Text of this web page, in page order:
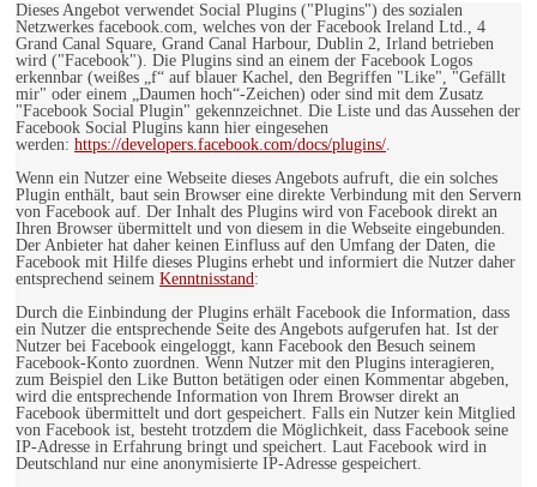
Dieses Angebot verwendet Social Plugins ("Plugins") des sozialen
Netzwerkes facebook.com, welches von der Facebook Ireland Ltd., 4
Grand Canal Square, Grand Canal Harbour, Dublin 2, Irland betrieben
wird ("Facebook"). Die Plugins sind an einem der Facebook Logos
erkennbar (weißes „f“ auf blauer Kachel, den Begriffen "Like", "Gefällt
mir" oder einem „Daumen hoch“-Zeichen) oder sind mit dem Zusatz
"Facebook Social Plugin" gekennzeichnet. Die Liste und das Aussehen der
Facebook Social Plugins kann hier eingesehen
werden: https://developers.facebook.com/docs/plugins/.
Wenn ein Nutzer eine Webseite dieses Angebots aufruft, die ein solches
Plugin enthält, baut sein Browser eine direkte Verbindung mit den Servern
von Facebook auf. Der Inhalt des Plugins wird von Facebook direkt an
Ihren Browser übermittelt und von diesem in die Webseite eingebunden.
Der Anbieter hat daher keinen Einfluss auf den Umfang der Daten, die
Facebook mit Hilfe dieses Plugins erhebt und informiert die Nutzer daher
entsprechend seinem Kenntnisstand:
Durch die Einbindung der Plugins erhält Facebook die Information, dass
ein Nutzer die entsprechende Seite des Angebots aufgerufen hat. Ist der
Nutzer bei Facebook eingeloggt, kann Facebook den Besuch seinem
Facebook-Konto zuordnen. Wenn Nutzer mit den Plugins interagieren,
zum Beispiel den Like Button betätigen oder einen Kommentar abgeben,
wird die entsprechende Information von Ihrem Browser direkt an
Facebook übermittelt und dort gespeichert. Falls ein Nutzer kein Mitglied
von Facebook ist, besteht trotzdem die Möglichkeit, dass Facebook seine
IP-Adresse in Erfahrung bringt und speichert. Laut Facebook wird in
Deutschland nur eine anonymisierte IP-Adresse gespeichert.